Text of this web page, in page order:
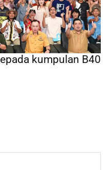
kumpulan B40